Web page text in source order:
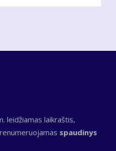
leidžiamas laikraštis,
spaudinys